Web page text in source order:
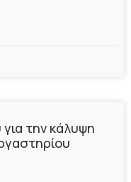
την κάλυψη